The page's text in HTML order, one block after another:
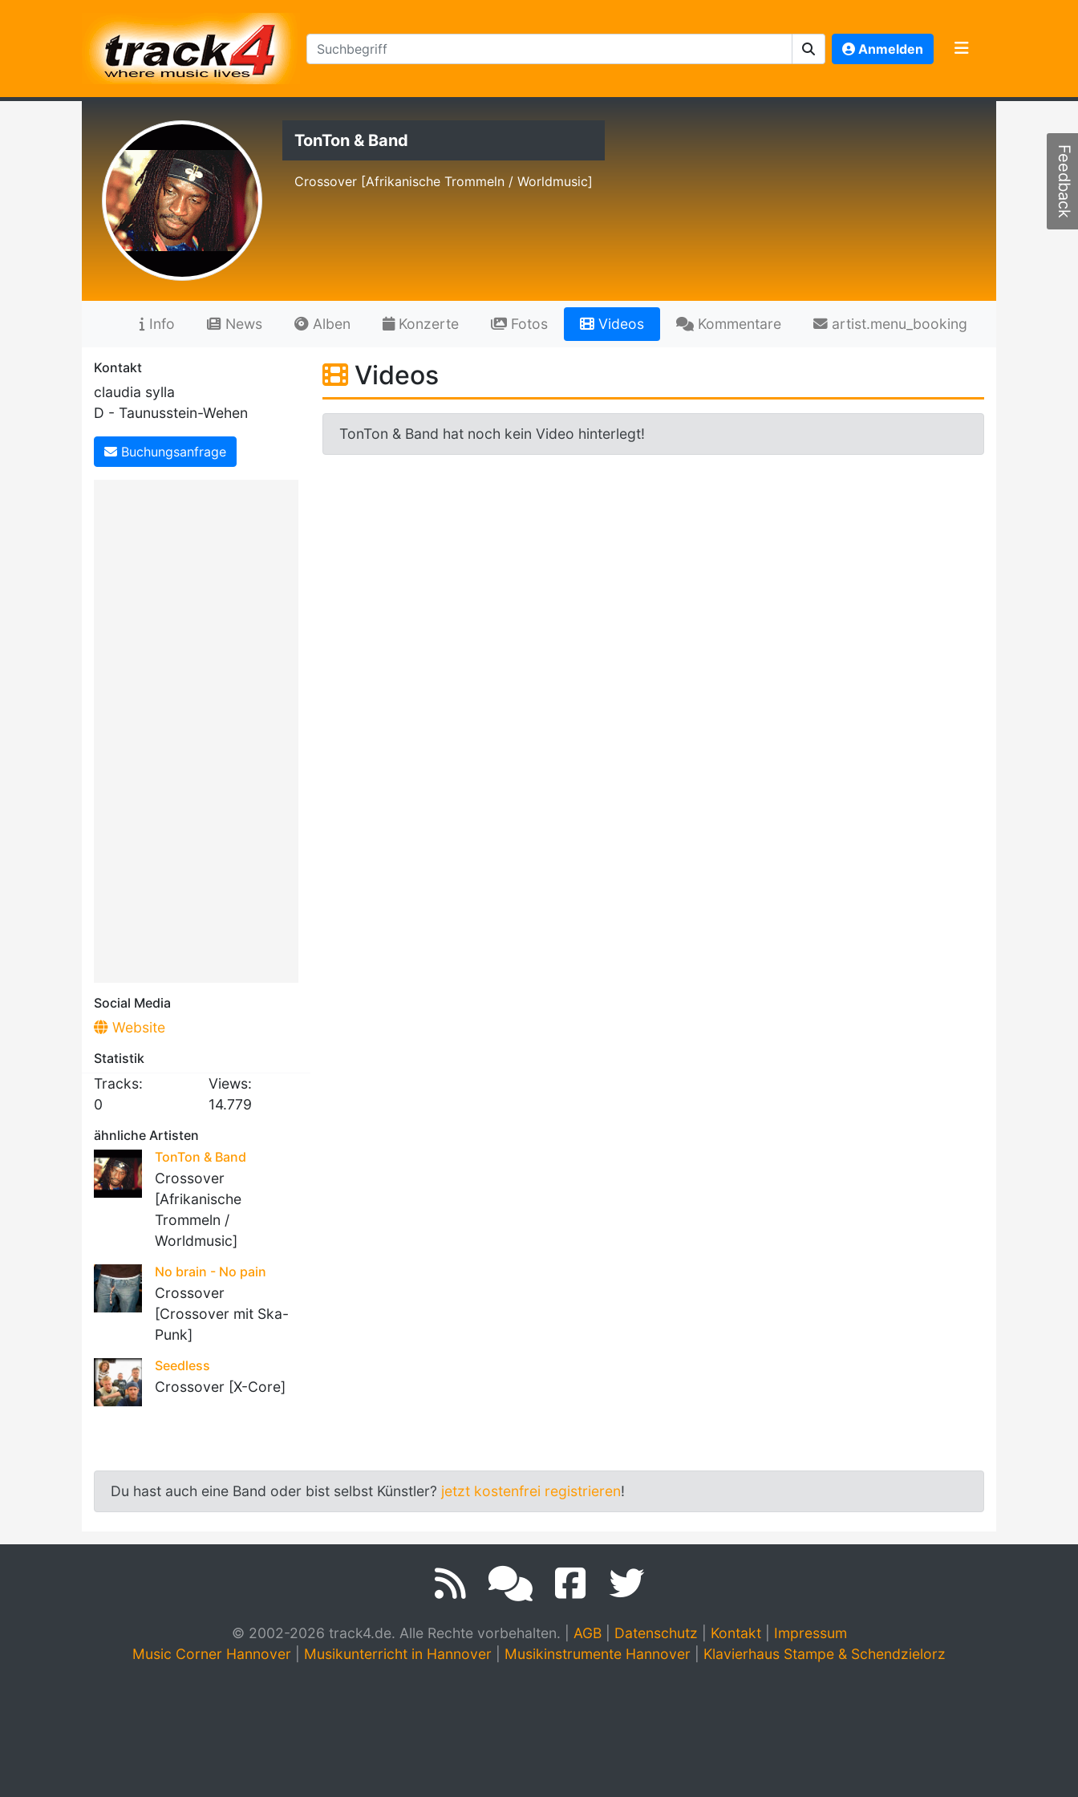
Anmelden
TonTon & Band
Crossover [Afrikanische Trommeln / Worldmusic]
Info News Alben Konzerte Fotos Videos Kommentare artist.menu_booking
Kontakt
claudia sylla
D - Taunusstein-Wehen
Buchungsanfrage
Social Media
Website
Statistik
Tracks:
0
Views:
14.779
ähnliche Artisten
TonTon & Band
Crossover
[Afrikanische
Trommeln /
Worldmusic]
No brain - No pain
Crossover
[Crossover mit Ska-
Punk]
Seedless
Crossover [X-Core]
Videos
TonTon & Band hat noch kein Video hinterlegt!
Du hast auch eine Band oder bist selbst Künstler? jetzt kostenfrei registrieren!
© 2002-2026 track4.de. Alle Rechte vorbehalten. AGB| Datenschutz Kontakt| Impressum
Music Corner Hannover
Musikunterricht in Hannover Musikinstrumente Hannover Klavierhaus Stampe & Schendzielorz
Feedback